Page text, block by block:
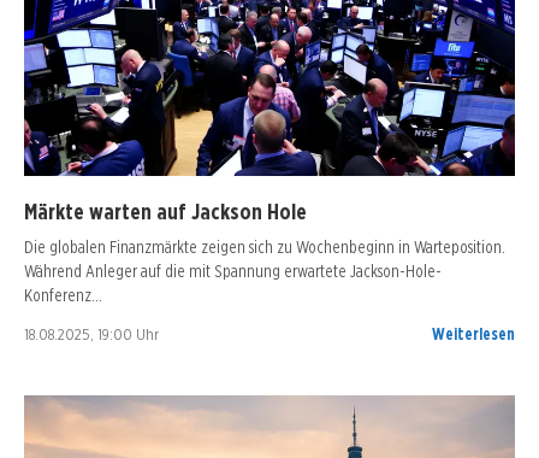
Märkte warten auf Jackson Hole
Die globalen Finanzmärkte zeigen sich zu Wochenbeginn in Warteposition.
Während Anleger auf die mit Spannung erwartete Jackson-Hole-
Konferenz…
18.08.2025, 19:00 Uhr Weiterlesen